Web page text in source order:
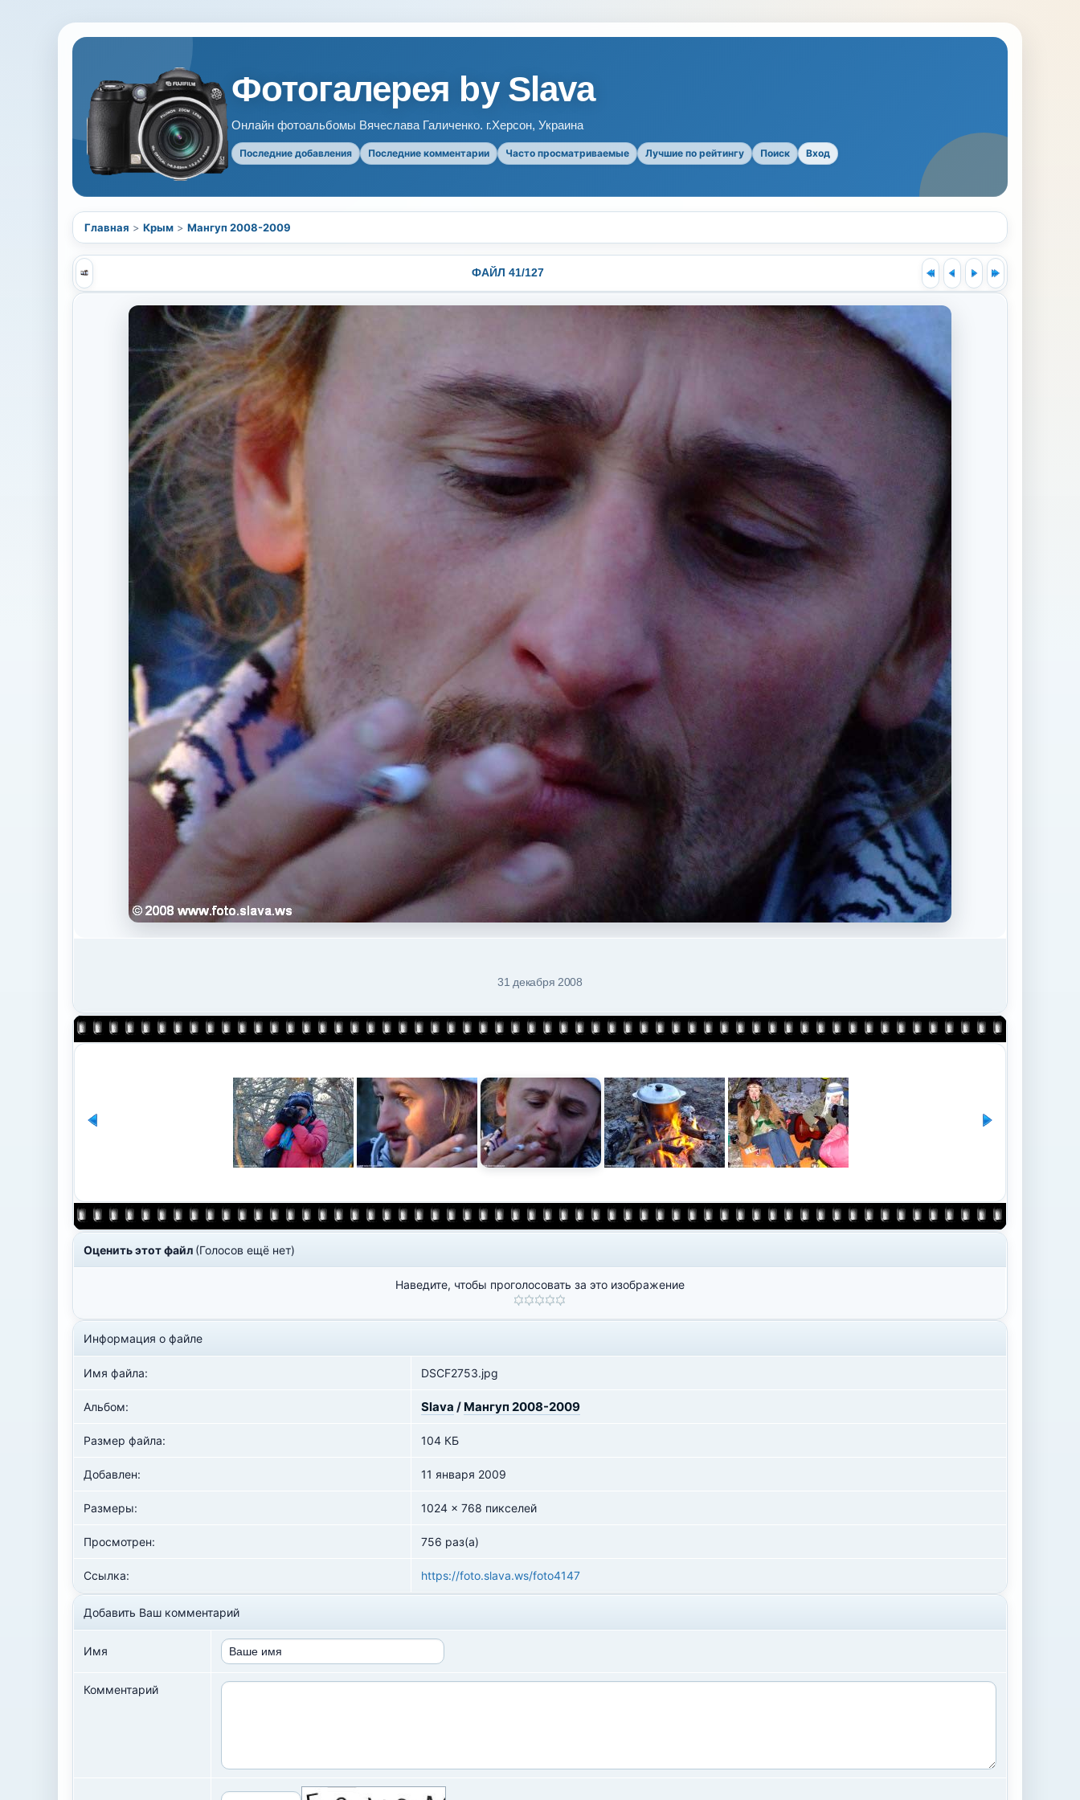
Фотогалерея by Slava
Онлайн фотоальбомы Вячеслава Галиченко. г.Херсон, Украина
Последние добавления Последние комментарии Часто просматриваемые Лучшие по рейтингу Поиск Вход
Главная > Крым > Мангуп 2008-2009
ФАЙЛ 41/127
31 декабря 2008
Оценить этот файл (Голосов ещё нет)
Наведите, чтобы проголосовать за это изображение
Информация о файле
Имя файла: DSCF2753.jpg
Альбом: Slava / Мангуп 2008-2009
Размер файла: 104 КБ
Добавлен: 11 января 2009
Размеры: 1024 x 768 пикселей
Просмотрен: 756 раз(а)
Ссылка: https://foto.slava.ws/foto4147
Добавить Ваш комментарий
Имя
Комментарий